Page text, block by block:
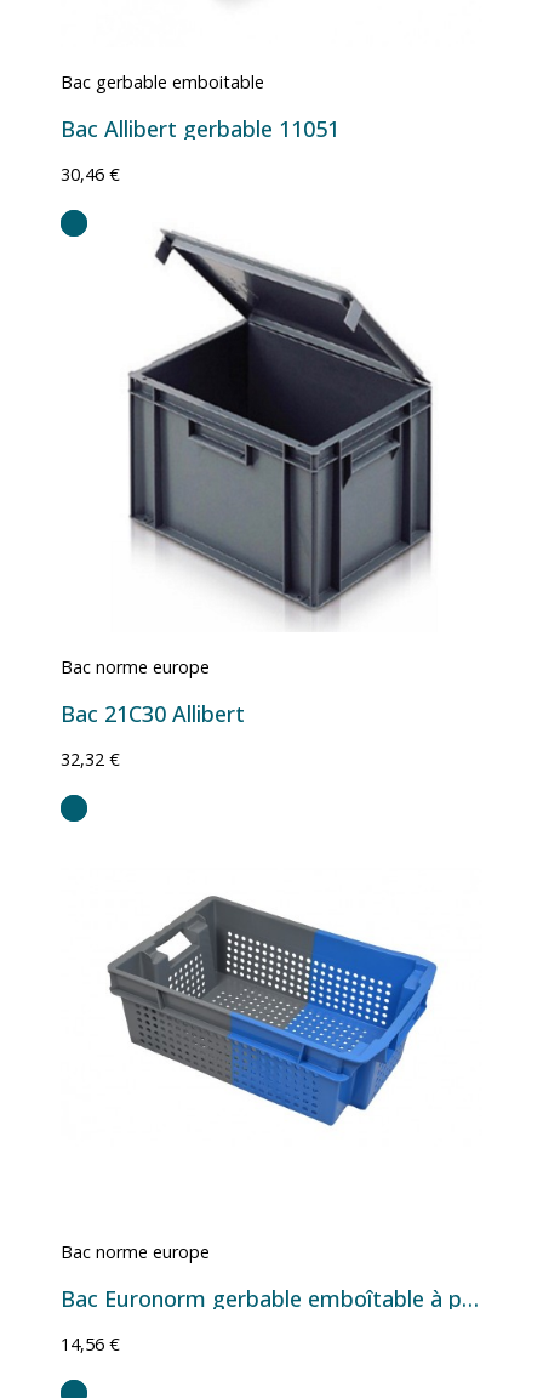
Bac gerbable emboitable
Bac Allibert gerbable 11051
30,46 €
Bac norme europe
Bac 21C30 Allibert
32,32 €
Bac norme europe
Bac Euronorm gerbable emboîtable à parois et fond ajourés - gris/bleu - 32 L - 600×400×200 mm
14,56 €